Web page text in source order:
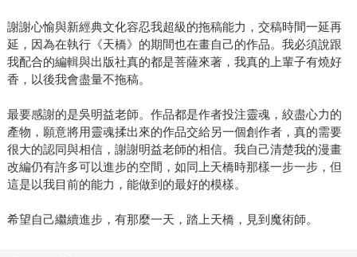
謝謝心愉與新經典文化容忍我超級的拖稿能力，交稿時間一延再
延，因為在執行《天橋》的期間也在畫自己的作品。我必須說跟
我配合的編輯與出版社真的都是菩薩來著，我真的上輩子有燒好
香，以後我會盡量不拖稿。
最要感謝的是吳明益老師。作品都是作者投注靈魂，絞盡心力的
產物，願意將用靈魂揉出來的作品交給另一個創作者，真的需要
很大的認同與相信，謝謝明益老師的相信。我自己清楚我的漫畫
改編仍有許多可以進步的空間，如同上天橋時那樣一步一步，但
這是以我目前的能力，能做到的最好的模樣。
希望自己繼續進步，有那麼一天，踏上天橋，見到魔術師。